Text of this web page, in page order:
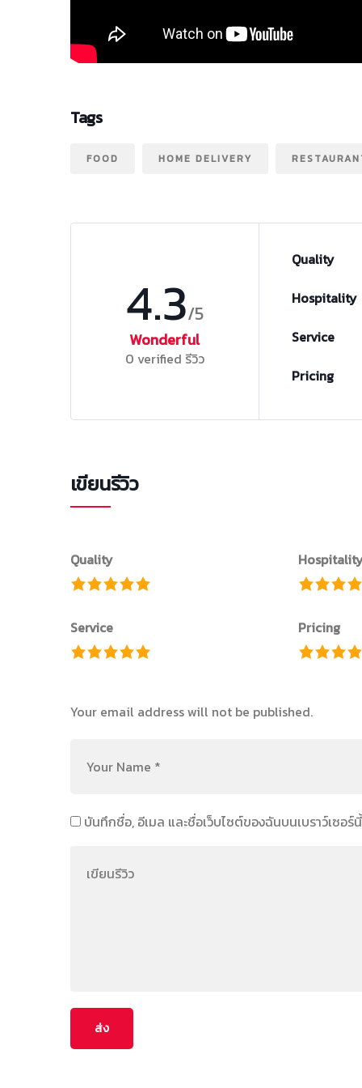
Tags
FOOD HOME DELIVERY
4.3/5
Wonderful
0 verified รีวิว
Quality
Hospitality
Service
Pricing
เขียนรีวิว
Quality
Service Pricing
Your email address will not be published.
บันทึกชื่อ, อีเมล และชื่อเว็บไซต์ของฉันบนเบราว์เซอ